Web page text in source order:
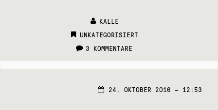
KALLE
CATEGORIES:
UNKATEGORISIERT
3 KOMMENTARE
24. OKTOBER 2016 – 12:53